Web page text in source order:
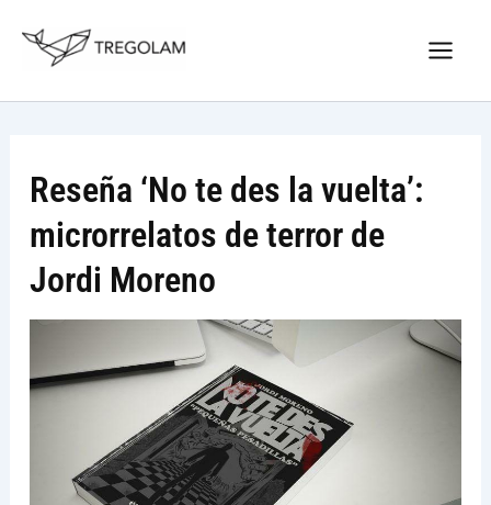
Reseña ‘No te des la vuelta’:
microrrelatos de terror de
Jordi Moreno